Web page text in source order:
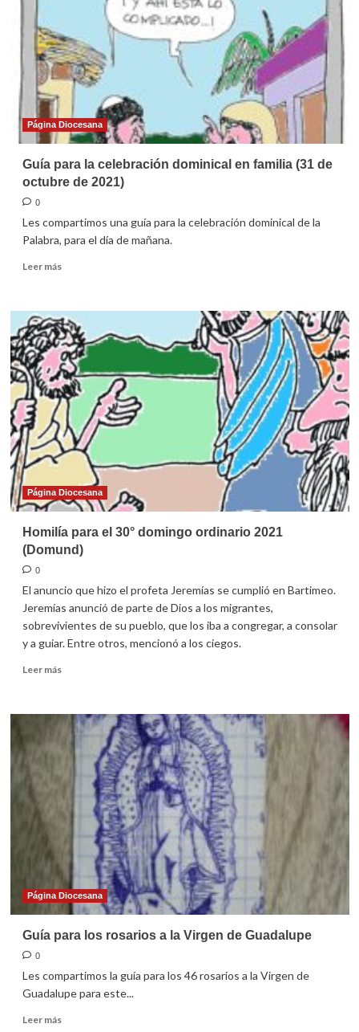
2021
Página Diocesana
Guía para la celebración dominical en familia (31 de
octubre de 2021)
0
Les compartimos una guía para la celebración dominical de la
Palabra, para el día de mañana.
Leer másLeer
Guía
para
la
celebración
dominical
en
familia
(31
de
octubre
Página Diocesana
Homilía para el 30° domingo ordinario 2021
(Domund)
0
El anuncio que hizo el profeta Jeremías se cumplió en Bartimeo.
Jeremías anunció de parte de Dios a los migrantes,
sobrevivientes de su pueblo, que los iba a congregar, a consolar
y a guiar. Entre otros, mencionó a los ciegos.
Leer másLeer
Homilía
para
domingo
ordinario
(Domund)
Página Diocesana
Guía para los rosarios a la Virgen de Guadalupe
0
Les compartimos la guía para los 46 rosarios a la Virgen de
Guadalupe para este...
Leer másLeer